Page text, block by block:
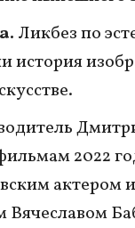
Ликбез по
история
2022
актером и
Вячеславом